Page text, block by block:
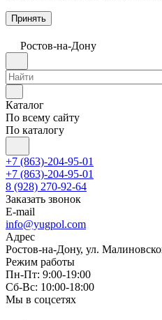
Принять
Ростов-на-Дону
Каталог
По всему сайту
По каталогу
+7 (863)-204-95-01
+7 (863)-204-95-01
8 (928) 270-92-64
Заказать звонок
E-mail
info@yugpol.com
Адрес
Ростов-на-Дону, ул.
Режим работы
Пн-Пт: 9:00-19:00
Cб-Вс: 10:00-18:00
Мы в соцсетях